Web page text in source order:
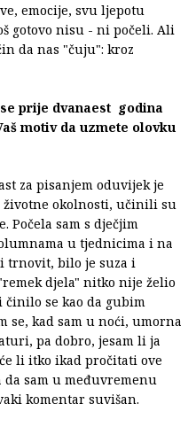
emocije, svu ljepotu
gotovo nisu - ni počeli. Ali
da nas "čuju": kroz
prije dvanaest godina
motiv da uzmete olovku
za pisanjem oduvijek je
okolnosti, učinili su
Počela sam s dječjim
u tjednicima i na
trnovit, bilo je suza i
djela" nitko nije želio
se kao da gubim
se, kad sam u noći, umorna
pa dobro, jesam li ja
li itko ikad pročitati ove
da sam u međuvremenu
komentar suvišan.